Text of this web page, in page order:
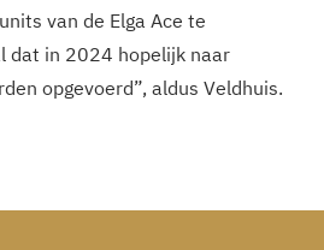
van de Elga Ace te
dat in 2024 hopelijk naar
opgevoerd”, aldus Veldhuis.